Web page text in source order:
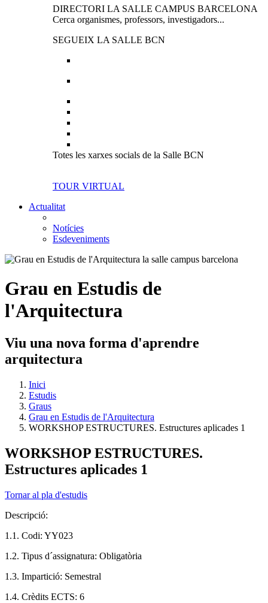
DIRECTORI LA SALLE CAMPUS BARCELONA
Cerca organismes, professors, investigadors...
SEGUEIX LA SALLE BCN
Totes les xarxes socials de la Salle BCN
TOUR VIRTUAL
Actualitat
Notícies
Esdeveniments
Grau en Estudis de
l'Arquitectura
Viu una nova forma d'aprendre
arquitectura
Inici
Estudis
Graus
Grau en Estudis de l'Arquitectura
WORKSHOP ESTRUCTURES. Estructures aplicades 1
WORKSHOP ESTRUCTURES.
Estructures aplicades 1
Tornar al pla d'estudis
Descripció:
1.1. Codi: YY023
1.2. Tipus d´assignatura: Obligatòria
1.3. Impartició: Semestral
1.4. Crèdits ECTS: 6